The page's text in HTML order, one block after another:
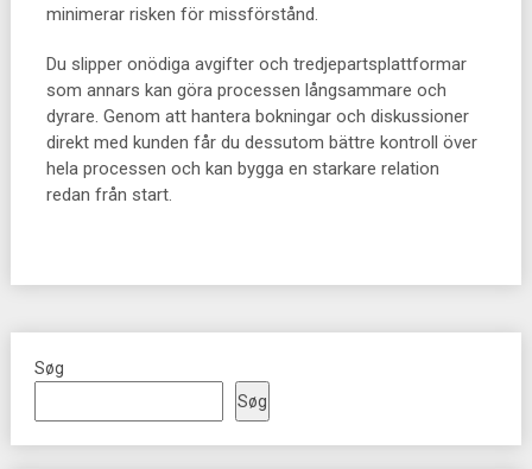
minimerar risken för missförstånd.
Du slipper onödiga avgifter och tredjepartsplattformar
som annars kan göra processen långsammare och
dyrare. Genom att hantera bokningar och diskussioner
direkt med kunden får du dessutom bättre kontroll över
hela processen och kan bygga en starkare relation
redan från start.
Søg
Søg